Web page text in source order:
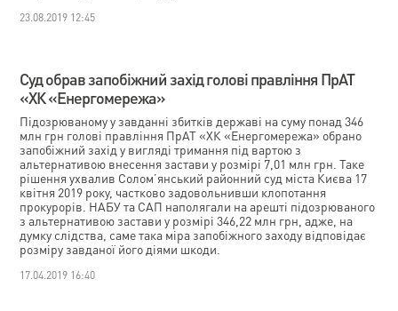
23.08.2019 12:45
Суд обрав запобіжний захід голові правління ПрАТ
«ХК «Енергомережа»
Підозрюваному у завданні збитків державі на суму понад 346
млн грн голові правління ПрАТ «ХК «Енергомережа» обрано
запобіжний захід у вигляді тримання під вартою з
альтернативою внесення застави у розмірі 7,01 млн грн. Таке
рішення ухвалив Солом’янський районний суд міста Києва 17
квітня 2019 року, частково задовольнивши клопотання
прокурорів. НАБУ та САП наполягали на арешті підозрюваного
з альтернативою застави у розмірі 346,22 млн грн, адже, на
думку слідства, саме така міра запобіжного заходу відповідає
розміру завданої його діями шкоди.
17.04.2019 16:40